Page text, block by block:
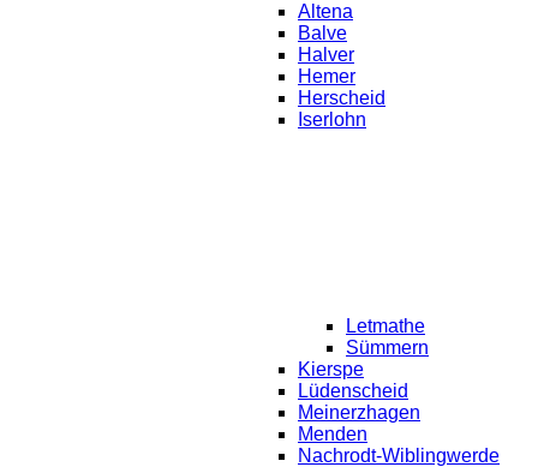
Altena
Balve
Halver
Hemer
Herscheid
Iserlohn
Letmathe
Sümmern
Kierspe
Lüdenscheid
Meinerzhagen
Menden
Nachrodt-Wiblingwerde